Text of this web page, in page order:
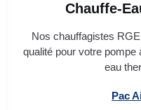
Chauffe-
Nos chauffagistes
qualité pour votre pompe
eau
Pac